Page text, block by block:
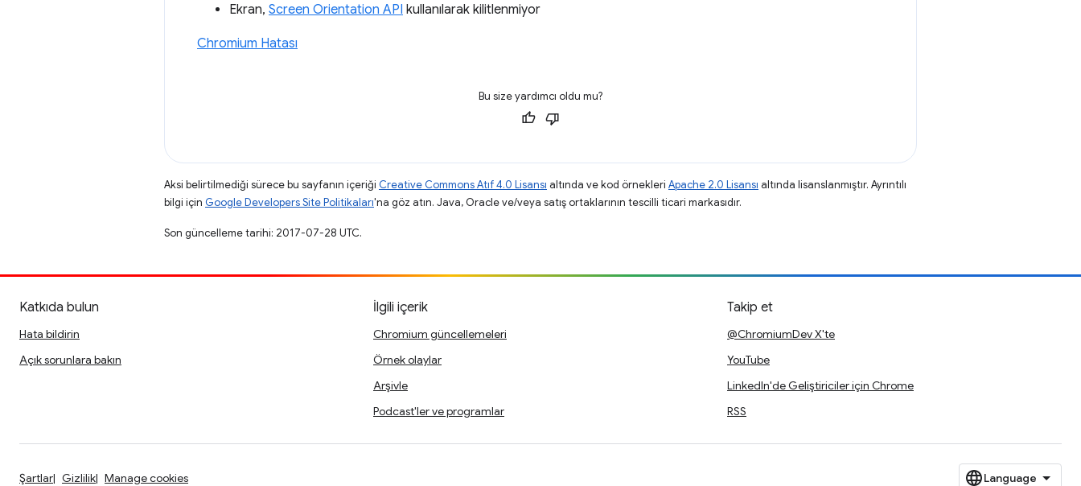
Ekran, Screen Orientation API kullanılarak kilitlenmiyor
Chromium Hatası
Bu size yardımcı oldu mu?
Aksi belirtilmediği sürece bu sayfanın içeriği Creative Commons Atıf 4.0 Lisansı altında ve kod örnekleri Apache 2.0 Lisansı altında lisanslanmıştır. Ayrıntılı
bilgi için Google Developers Site Politikaları'na göz atın. Java, Oracle ve/veya satış ortaklarının tescilli ticari markasıdır.
Son güncelleme tarihi: 2017-07-28 UTC.
Katkıda bulun
Hata bildirin
Açık sorunlara bakın
İlgili içerik
Chromium güncellemeleri
Örnek olaylar
Arşivle
Podcast'ler ve programlar
Takip et
@ChromiumDev X'te
YouTube
LinkedIn'de Geliştiriciler için Chrome
RSS
Şartlar Gizlilik Manage cookies